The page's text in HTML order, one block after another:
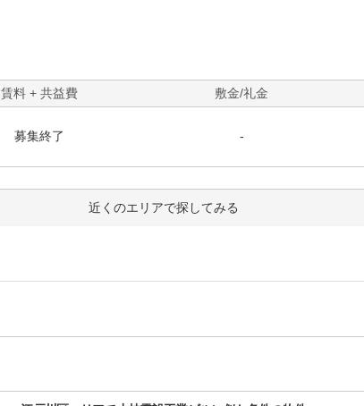
賃料 + 共益費 敷金/礼金
募集終了 -
近くのエリアで探してみる